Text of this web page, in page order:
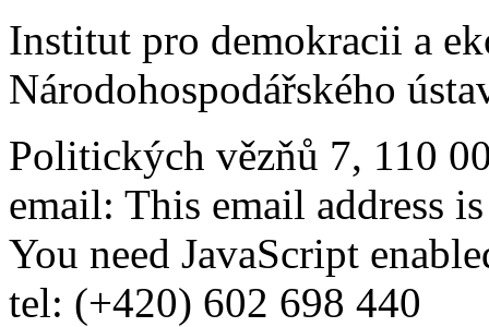
Institut pro demokracii a
Národohospodářského
Politických vězňů 7, 110
email: This email address
You need JavaScript
tel: (+420) 602 698 440